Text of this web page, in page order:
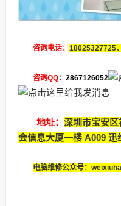
咨询电话： 18025327725
咨询QQ： 2867126052
地址： 深圳市宝安
会信息大厦一楼 A009 迅
电脑维修公众号：